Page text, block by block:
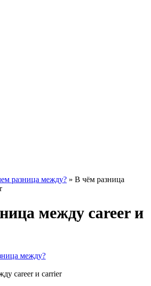
разница между? » В чём разница
между career и
между?